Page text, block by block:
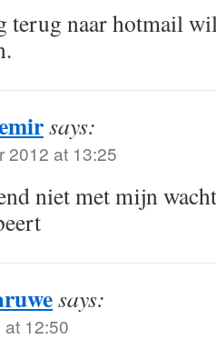
terug naar hotmail
says:
2012 at 13:25
niet met mijn
says:
12:50